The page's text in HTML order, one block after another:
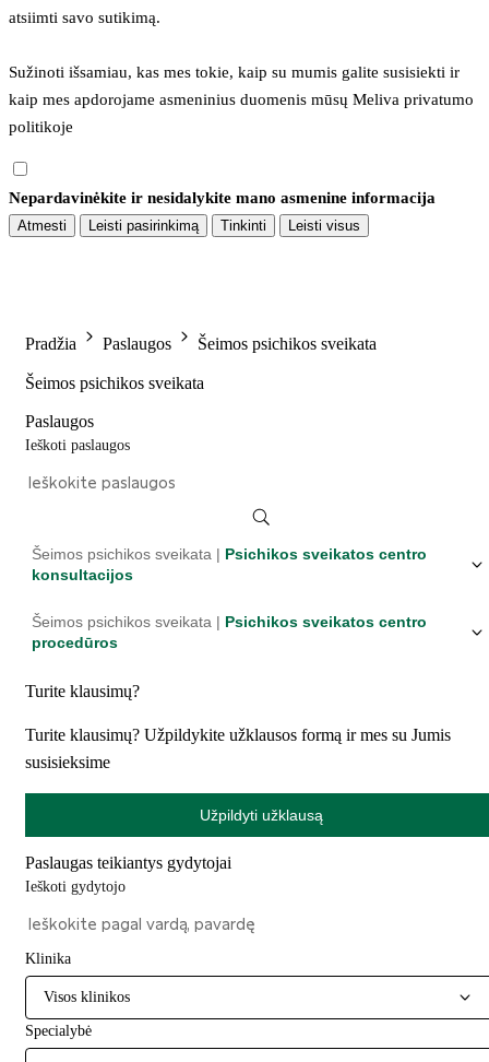
atsiimti savo sutikimą.
Sužinoti išsamiau, kas mes tokie, kaip su mumis galite susisiekti ir
kaip mes apdorojame asmeninius duomenis mūsų Meliva privatumo
politikoje
Nepardavinėkite ir nesidalykite mano asmenine informacija
Atmesti Leisti pasirinkimą Tinkinti Leisti visus
Pradžia Paslaugos Šeimos psichikos sveikata
Šeimos psichikos sveikata
Paslaugos
Ieškoti paslaugos
Šeimos psichikos sveikata | Psichikos sveikatos centro
konsultacijos
Šeimos psichikos sveikata | Psichikos sveikatos centro
procedūros
Turite klausimų?
Turite klausimų? Užpildykite užklausos formą ir mes su Jumis
susisieksime
Užpildyti užklausą
Paslaugas teikiantys gydytojai
Ieškoti gydytojo
Klinika
Visos klinikos
Specialybė